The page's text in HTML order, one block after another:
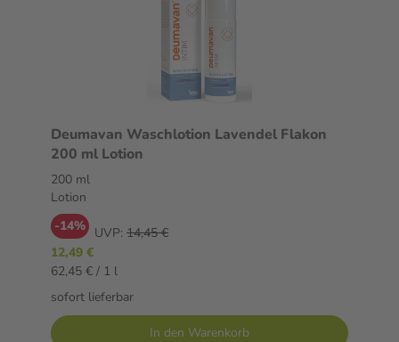
Deumavan Waschlotion Lavendel Flakon
200 ml Lotion
200 ml
Lotion
-14% UVP: 14,45 €
12,49 €
62,45 € / 1 l
sofort lieferbar
In den Warenkorb